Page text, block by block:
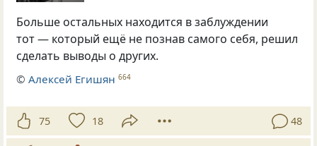
Больше остальных находится в заблуждении
тот — который ещё не познав самого себя, решил
сделать выводы о других.
©Алексей Егишян 664
75 18 48